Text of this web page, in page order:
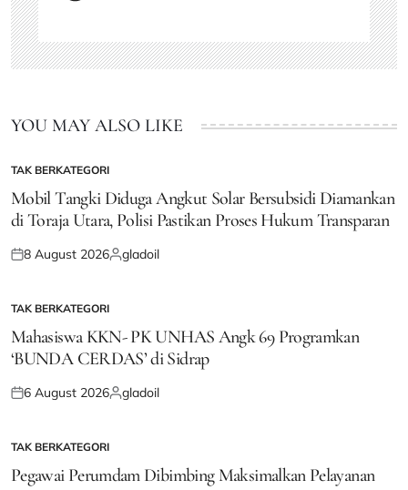
YOU MAY ALSO LIKE
POSTED
IN
TAK BERKATEGORI
Mobil Tangki Diduga Angkut Solar Bersubsidi Diamankan
di Toraja Utara, Polisi Pastikan Proses Hukum Transparan
Posted
8 August 2026Posted
gladoil
POSTED
IN
TAK BERKATEGORI
Mahasiswa KKN- PK UNHAS Angk 69 Programkan
‘BUNDA CERDAS’ di Sidrap
Posted
6 August 2026Posted
gladoil
POSTED
IN
TAK BERKATEGORI
Pegawai Perumdam Dibimbing Maksimalkan Pelayanan